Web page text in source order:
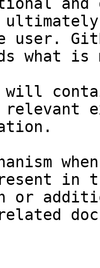
user.
what
will
relevant
in